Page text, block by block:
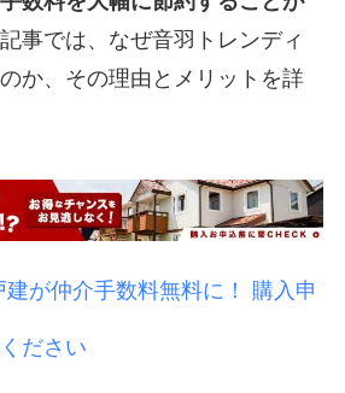
事では、なぜ音羽トレンディ
か、その理由とメリットを詳
が仲介手数料無料に！ 購入申
ださい